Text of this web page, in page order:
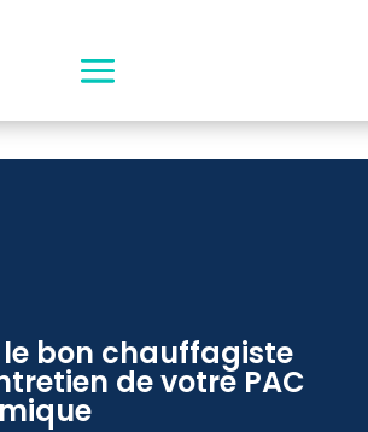
le bon chauffagiste
de votre PAC